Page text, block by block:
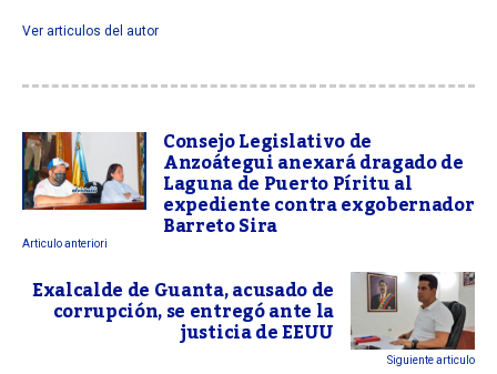
Ver articulos del autor
Consejo Legislativo de
Anzoátegui anexará dragado de
Laguna de Puerto Píritu al
expediente contra exgobernador
Barreto Sira
Articulo anteriori
Exalcalde de Guanta, acusado de
corrupción, se entregó ante la
justicia de EEUU
Siguiente articulo